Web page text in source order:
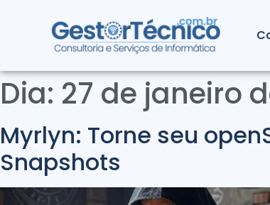
Dia: 27 de janeiro
Myrlyn: Torne seu
Snapshots